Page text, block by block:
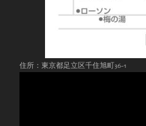
住所：東京都足立区千住旭町36-1